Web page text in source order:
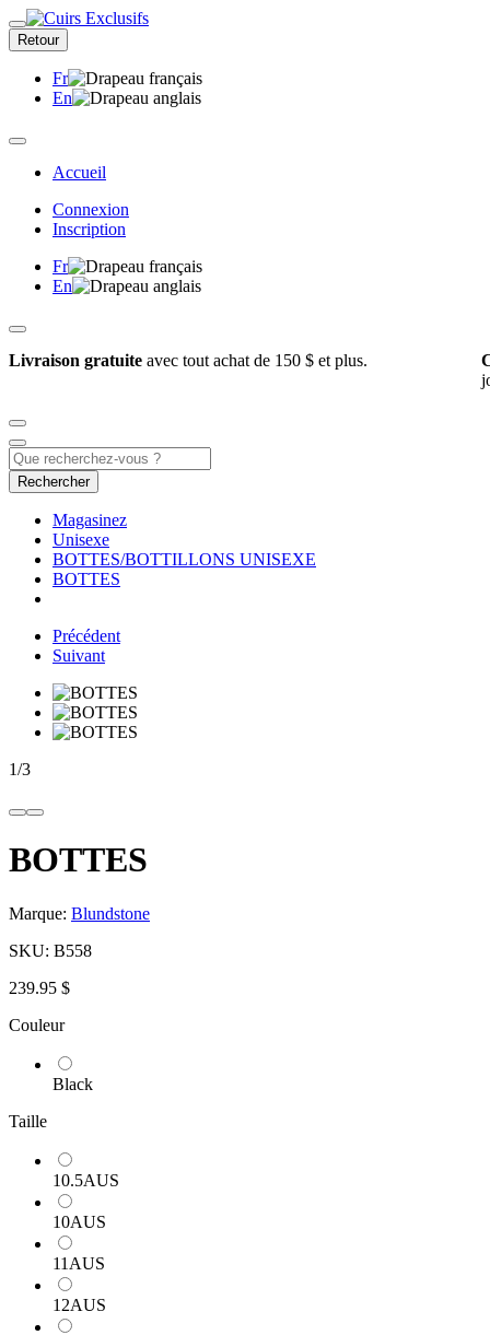
Retour
Fr
En
Accueil
Connexion
Inscription
Fr
En
Livraison gratuite avec tout achat de 150 $ et plus.
Rechercher
Magasinez
Unisexe
BOTTES/BOTTILLONS UNISEXE
BOTTES
Précédent
Suivant
1/3
BOTTES
Marque: Blundstone
SKU: B558
239.95 $
Couleur
Black
Taille
10.5AUS
10AUS
11AUS
12AUS